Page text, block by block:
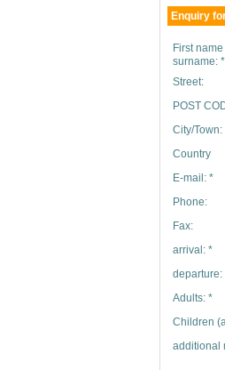
Enquiry
First name
surname: *
Street:
POST
City/Town:
Country
E-mail: *
Phone:
Fax:
arrival: *
departure:
Adults: *
Children
additional